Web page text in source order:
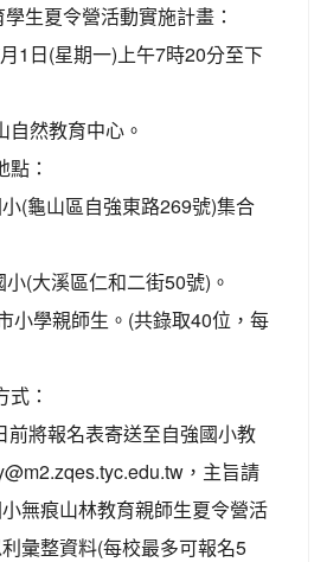
生夏令營活動實施計畫：
1日(星期一)上午7時20分至下
自然教育中心。
點：
(龜山區自強東路269號)集合
(大溪區仁和二街50號)。
小學親師生。(共錄取40位，每
式：
前將報名表寄送至自強國小教
，主旨請
無痕山林教育親師生夏令營活
彙整資料(每校最多可報名5